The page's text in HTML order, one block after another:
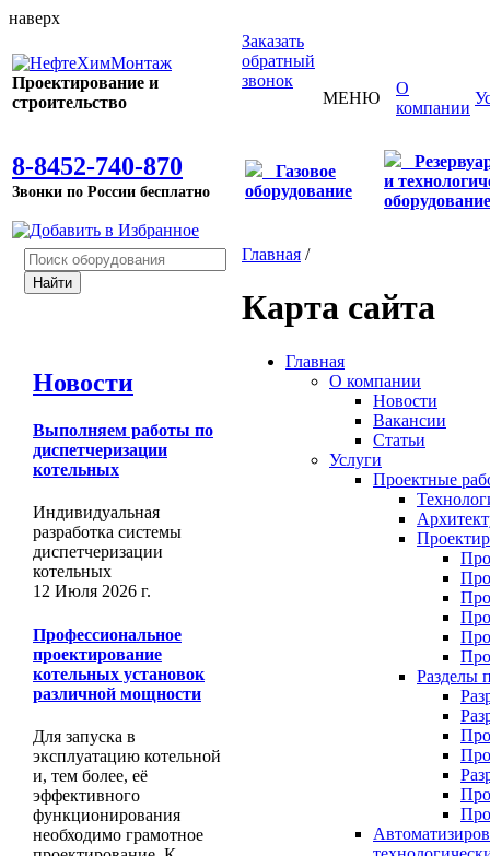
наверх
Проектирование и
строительство
8-8452-740-870
Звонки по России бесплатно
Заказать
обратный
звонок
МЕНЮ
О
компании
Газовое
оборудование
и
оборудование
Новости
Выполняем работы по
диспетчеризации
котельных
Индивидуальная
разработка системы
диспетчеризации
котельных
12 Июля 2026 г.
Профессиональное
проектирование
котельных установок
различной мощности
Для запуска в
эксплуатацию котельной
и, тем более, её
эффективного
функционирования
необходимо грамотное
Главная /
Карта сайта
Главная
О компании
Новости
Вакансии
Статьи
Услуги
Проектные
Разделы